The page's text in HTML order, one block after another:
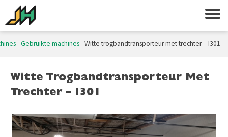
-Gebruikte machines-Witte trogbandtransporteur met trechter – I301
Witte Trogbandtransporteur Met
Trechter – I301